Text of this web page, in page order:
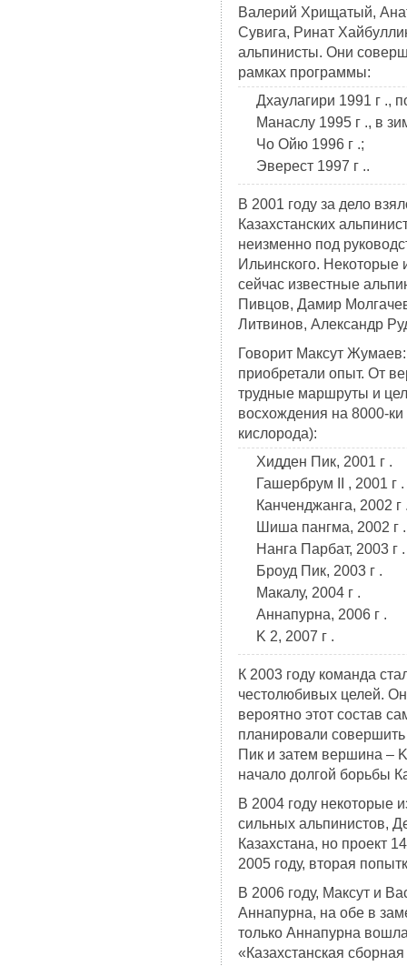
Валерий Хрищатый,
Сувига, Ринат
альпинисты. Они
рамках программы:
Дхаулагири 1991 г .,
Манаслу 1995 г ., в
Чо Ойю 1996 г .;
Эверест 1997 г ..
В 2001 году за дело
Казахстанских
неизменно под
Ильинского. Некоторые
сейчас известные
Пивцов, Дамир
Литвинов, Александр
Говорит Максут
приобретали опыт. От
трудные маршруты и
восхождения на 8000-
кислорода):
Хидден Пик, 2001 г .
Гашербрум II , 2001 г .
Канченджанга, 2002 г
Шиша пангма, 2002 г .
Нанга Парбат, 2003 г .
Броуд Пик, 2003 г .
Макалу, 2004 г .
Аннапурна, 2006 г .
K 2, 2007 г .
К 2003 году команда
честолюбивых целей.
вероятно этот состав
планировали
Пик и затем вершина –
начало долгой борьбы
В 2004 году некоторые
сильных альпинистов,
Казахстана, но проект
2005 году, вторая
В 2006 году, Максут и
Аннапурна, на обе в
только Аннапурна
«Казахстанская